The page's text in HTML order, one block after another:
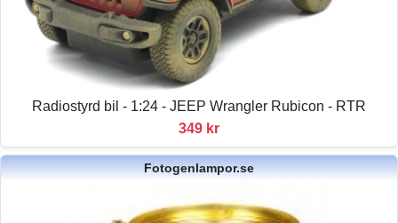
Radiostyrd bil - 1:24 - JEEP Wrangler Rubicon - RTR
349 kr
Fotogenlampor.se